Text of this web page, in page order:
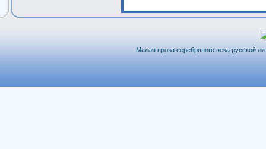
Малая проза серебряного века русской